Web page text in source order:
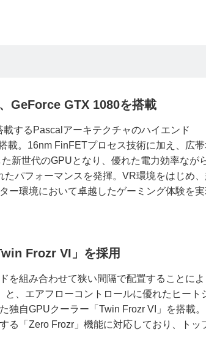
GeForce GTX 1080を搭載
するPascalアーキテクチャのハイエンド
載。16nm FinFETプロセス技術に加え、広
新世代のGPUとなり、優れた電力効率ながら
たパフォーマンスを発揮。VR環境をはじめ、
ー環境において卓越したゲーミング体験を実
Frozr VI」を採用
を組み合わせて狭い間隔で配置することに
と、エアフローコントロールに優れたヒー
独自GPUクーラー「Twin Frozr VI」を搭載
る「Zero Frozr」機能に対応しており、トッ